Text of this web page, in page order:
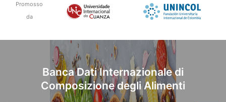
Ricerca
Promosso
da
Banca Dati Internazionale di
Composizione degli Alimenti